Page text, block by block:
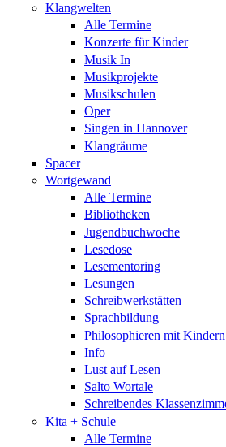
Klangwelten
Alle Termine
Konzerte für Kinder
Musik In
Musikprojekte
Musikschulen
Oper
Singen in Hannover
Klangräume
Spacer
Wortgewand
Alle Termine
Bibliotheken
Jugendbuchwoche
Lesedose
Lesementoring
Lesungen
Schreibwerkstätten
Sprachbildung
Philosophieren mit Kindern
Info
Lust auf Lesen
Salto Wortale
Schreibendes
Kita + Schule
Alle Termine